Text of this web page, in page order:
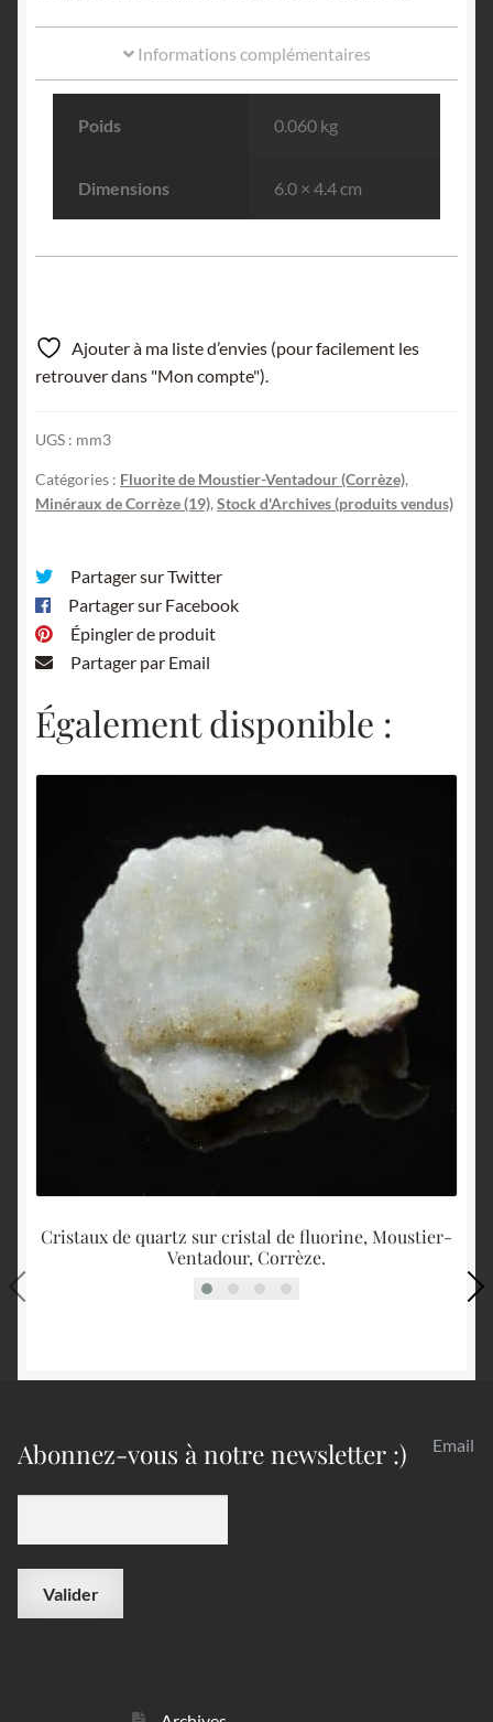
Informations complémentaires
Poids 0.060 kg
Dimensions 6.0 × 4.4 cm
Ajouter à ma liste d’envies (pour facilement les
retrouver dans "Mon compte").
UGS : mm3
Catégories : Fluorite de Moustier-Ventadour (Corrèze),
Minéraux de Corrèze (19),Stock d'Archives (produits vendus)
Partager sur Twitter
Partager sur Facebook
Épingler de produit
Partager par Email
Également disponible :
Cristaux de quartz sur cristal de fluorine, Moustier-
Ventadour, Corrèze.
Abonnez-vous à notre newsletter :) Email